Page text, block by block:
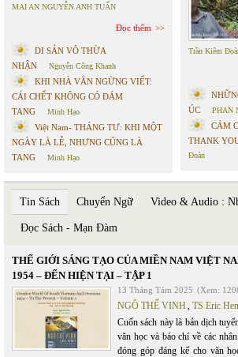
MAI AN NGUYỄN ANH TUẤN
Đọc thêm
DI SẢN VÔ THỪA
NHẬN
Nguyễn Công Khanh
KHI NHÀ VĂN NGỪNG VIẾT:
CÁI CHẾT KHÔNG CÓ ĐÁM
TANG
Minh Hạo
Việt Nam- THÁNG TƯ: KHI MỘT
NGÀY LÀ LỄ, NHƯNG CŨNG LÀ
TANG
Minh Hạo
Trần Kiêm
ÚC
PHAN
CÁM
THANK
Đoàn
Tin Sách Chuyển Ngữ Video & Audio :
Đọc Sách - Mạn Đàm
THẾ GIỚI SÁNG TẠO CỦA MIỀN NAM VIỆT
1954 – ĐẾN HIỆN TẠI – TẬP 1
13 Tháng Tám 2025 (Xem:
NGÔ THẾ VINH, TS Eric
Cuốn sách này là bản dịch
văn học và báo chí về các
đóng góp đáng kể cho văn